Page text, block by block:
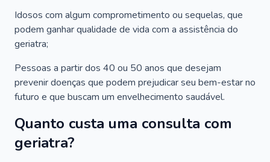
Idosos com algum comprometimento ou sequelas, que
podem ganhar qualidade de vida com a assistência do
geriatra;
Pessoas a partir dos 40 ou 50 anos que desejam
prevenir doenças que podem prejudicar seu bem-estar no
futuro e que buscam um envelhecimento saudável.
Quanto custa uma consulta com
geriatra?